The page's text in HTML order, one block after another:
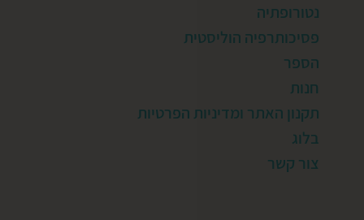
נטורופתיה
פסיכותרפיה הוליסטית
הספר
חנות
תקנון האתר ומדיניות הפרטיות
בלוג
צור קשר